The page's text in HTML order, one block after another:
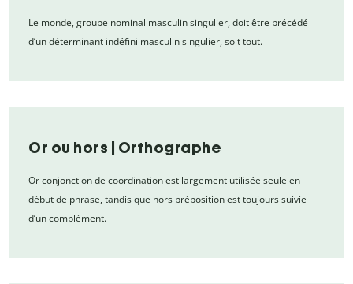
Le monde, groupe nominal masculin singulier, doit être précédé
d’un déterminant indéfini masculin singulier, soit tout.
Or ou hors | Orthographe
Or conjonction de coordination est largement utilisée seule en
début de phrase, tandis que hors préposition est toujours suivie
d’un complément.